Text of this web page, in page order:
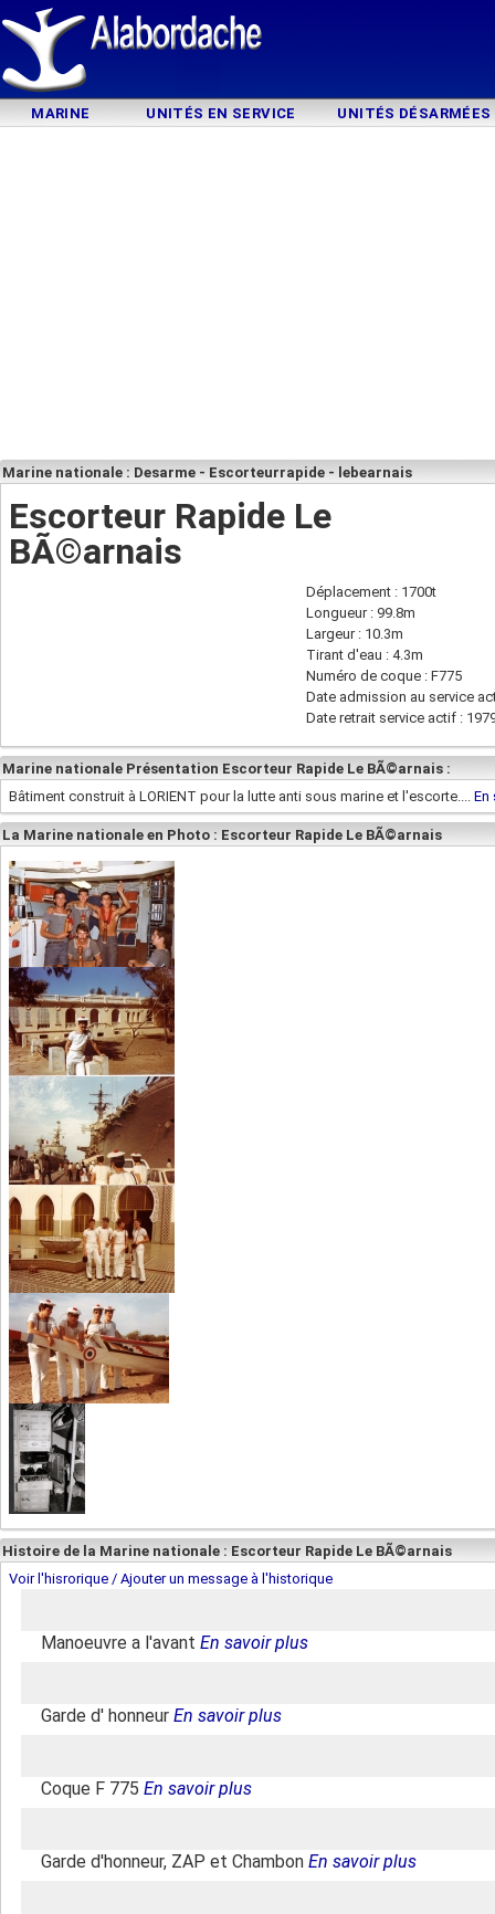
MARINE UNITÉS EN SERVICE UNITÉS DÉSARMÉES
Marine nationale : Desarme - Escorteurrapide - lebearnais
Escorteur Rapide Le
BÃ©arnais
Déplacement : 1700t
Longueur : 99.8m
Largeur : 10.3m
Tirant d'eau : 4.3m
Numéro de coque : F775
Date admission au service
Date retrait service actif :
Marine nationale Présentation Escorteur Rapide Le BÃ©arnais :
Bâtiment construit à LORIENT pour la lutte anti sous marine et l'escorte.... En
La Marine nationale en Photo : Escorteur Rapide Le BÃ©arnais
Histoire de la Marine nationale : Escorteur Rapide Le BÃ©arnais
Voir l'hisrorique / Ajouter un message à l'historique
Manoeuvre a l'avant En savoir plus
Garde d' honneur En savoir plus
Coque F 775 En savoir plus
Garde d'honneur, ZAP et Chambon En savoir plus